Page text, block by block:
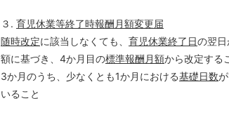
３. 育児休業等終了時報酬月額変更届
随時改定に該当しなくても、 育児休業終了日の翌
額に基づき、4か月目の標準報酬月額から改定する
3か月のうち、少なくとも1か月における基礎日数
いること